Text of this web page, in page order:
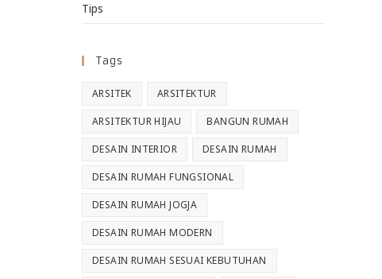
Tips
Tags
ARSITEK ARSITEKTUR
ARSITEKTUR HIJAU BANGUN RUMAH
DESAIN INTERIOR DESAIN RUMAH
DESAIN RUMAH FUNGSIONAL
DESAIN RUMAH JOGJA
DESAIN RUMAH MODERN
DESAIN RUMAH SESUAI KEBUTUHAN